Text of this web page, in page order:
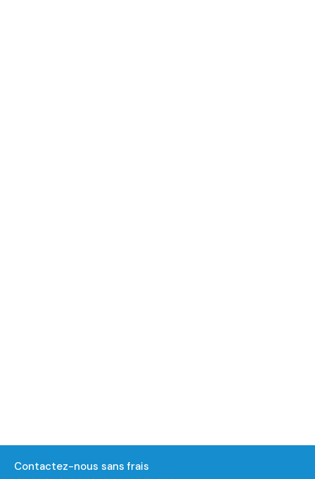
Contactez-nous sans frais